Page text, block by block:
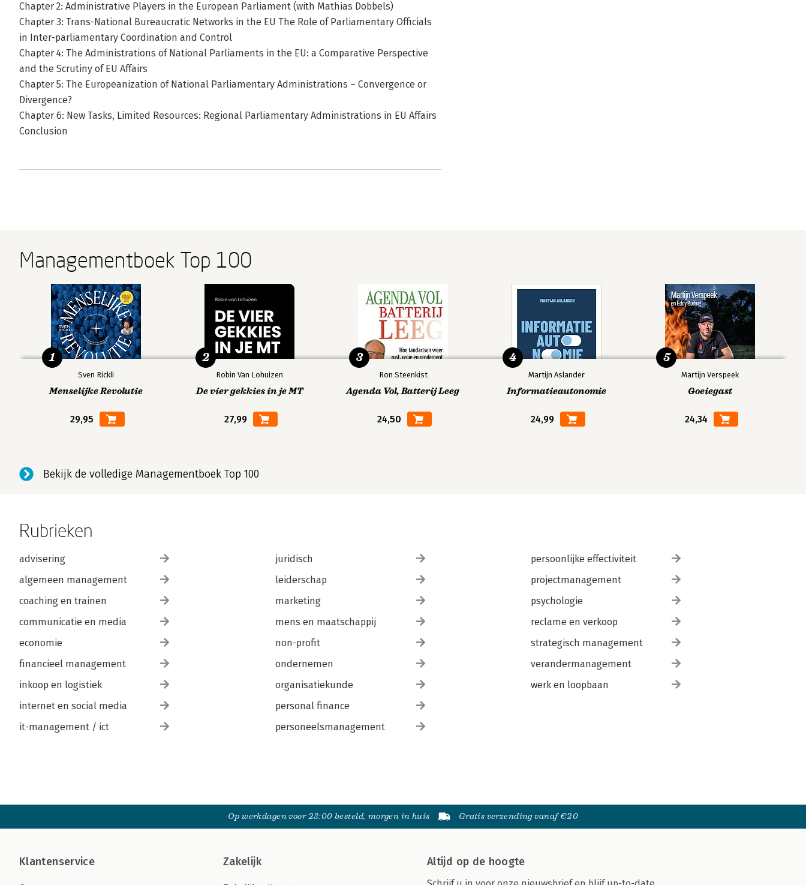
Chapter 2: Administrative Players in the European Parliament (with Mathias Dobbels)
Chapter 3: Trans-National Bureaucratic Networks in the EU The Role of Parliamentary Officials
in Inter-parliamentary Coordination and Control
Chapter 4: The Administrations of National Parliaments in the EU: a Comparative Perspective
and the Scrutiny of EU Affairs
Chapter 5: The Europeanization of National Parliamentary Administrations – Convergence or
Divergence?
Chapter 6: New Tasks, Limited Resources: Regional Parliamentary Administrations in EU Affairs
Conclusion
Managementboek Top 100
Sven Rickli
Menselijke Revolutie
29,95
1
Robin Van Lohuizen
De vier gekkies in je MT
27,99
2
Ron Steenkist
Agenda Vol, Batterij Leeg
24,50
3
Martijn Aslander
Informatieautonomie
24,99
4
Martijn Verspeek
Goeiegast
24,34
5
Bekijk de volledige Managementboek Top 100
Rubrieken
advisering
algemeen management
coaching en trainen
communicatie en media
economie
financieel management
inkoop en logistiek
internet en social media
it-management / ict
juridisch
leiderschap
marketing
mens en maatschappij
non-profit
ondernemen
organisatiekunde
personal finance
personeelsmanagement
persoonlijke effectiviteit
projectmanagement
psychologie
reclame en verkoop
strategisch management
verandermanagement
werk en loopbaan
Op werkdagen voor 23:00 besteld, morgen in huis Gratis verzending vanaf €20
Klantenservice Zakelijk Altijd op de hoogte